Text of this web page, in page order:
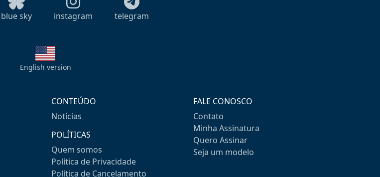
blue sky instagram telegram
English version
CONTEÚDO
Notícias
POLÍTICAS
Quem somos
Política de Privacidade
Política de Cancelamento
FALE CONOSCO
Contato
Minha Assinatura
Quero Assinar
Seja um modelo